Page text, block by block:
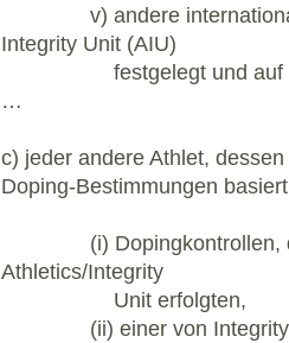
v) andere internationale
Integrity Unit (AIU)
festgelegt und auf der
…
c) jeder andere Athlet,
Doping-Bestimmungen
(i) Dopingkontrollen, die
Athletics/Integrity
Unit erfolgten,
(ii) einer von Integrity